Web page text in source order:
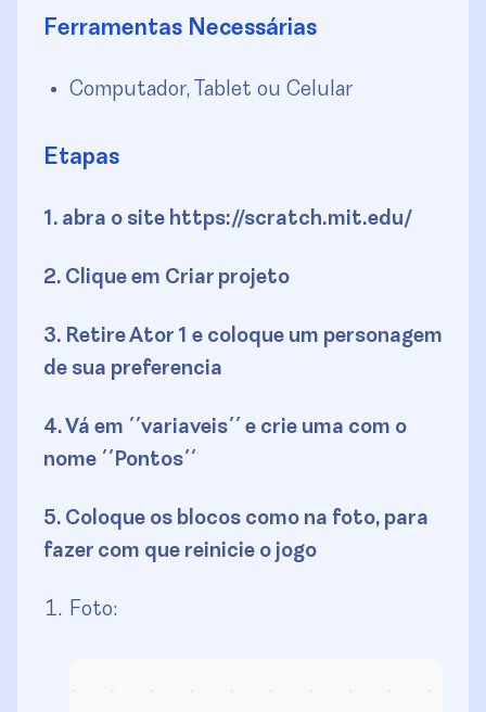
Ferramentas Necessárias
Computador, Tablet ou Celular
Etapas
1. abra o site https://scratch.mit.edu/
2. Clique em Criar projeto
3. Retire Ator 1 e coloque um personagem
de sua preferencia
4. Vá em ´´variaveis´´ e crie uma com o
nome ´´Pontos´´
5. Coloque os blocos como na foto, para
fazer com que reinicie o jogo
Foto: